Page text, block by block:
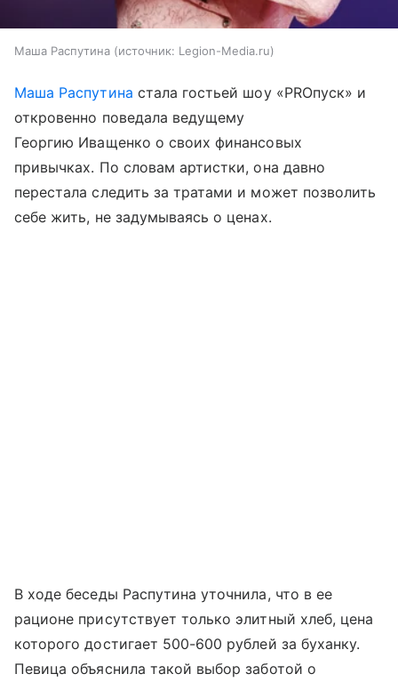
Маша Распутина источник: Legion-Media.ru
Маша Распутина стала гостьей шоу «PROпуск» и
откровенно поведала ведущему
Георгию Иващенко о своих финансовых
привычках. По словам артистки, она давно
перестала следить за тратами и может позволить
себе жить, не задумываясь о ценах.
В ходе беседы Распутина уточнила, что в ее
рационе присутствует только элитный хлеб, цена
которого достигает 500-600 рублей за буханку.
Певица объяснила такой выбор заботой о